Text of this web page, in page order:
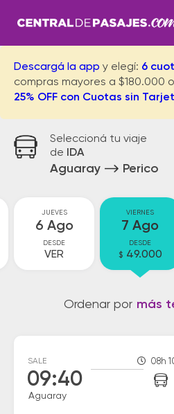
Descargá la app y elegí: 6
compras mayores a $180.000 o
25% OFF con Cuotas sin
Seleccioná tu viaje
de
IDA
Aguaray Perico
JUEVES
6 Ago
DESDE
VER
VIERNES
7 Ago
DESDE
$ 49.000
Ordenar por más
SALE
09:40
Aguaray
08h